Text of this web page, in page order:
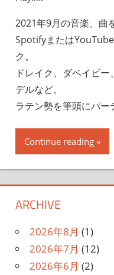
2021年9月の音楽、曲
Spotifyまたは
ク。
ドレイク、ダベイビ
デルなど。
ラテン勢を筆頭にパー
Continue reading
ARCHIVE
2026年8月 (1)
2026年7月 (12)
2026年6月 (2)